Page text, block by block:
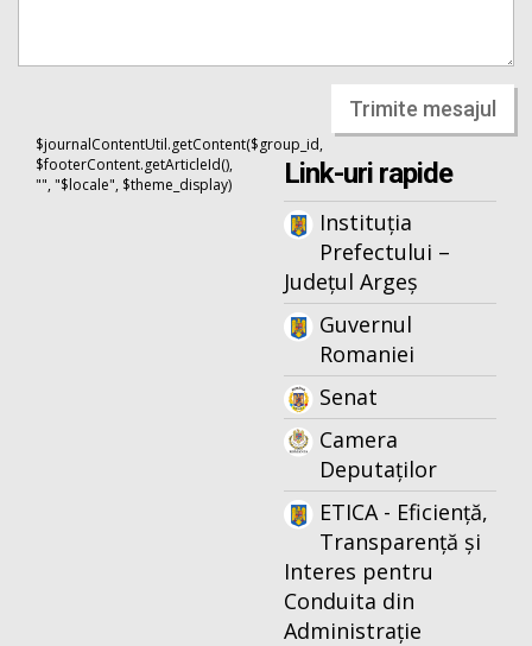
Trimite mesajul
$journalContentUtil.getContent($group_id,
$footerContent.getArticleId(),
"", "$locale", $theme_display)
Link-uri rapide
Instituția
Prefectului –
Județul Argeș
Guvernul
Romaniei
Senat
Camera
Deputaților
ETICA - Eficiență,
Transparență și
Interes pentru
Conduita din
Administrație